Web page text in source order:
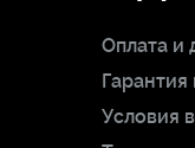
Оплата и
Условия